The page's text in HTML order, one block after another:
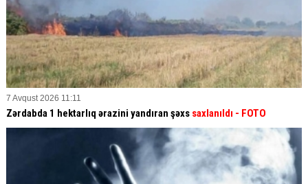
7 Avqust 2026 11:11
Zərdabda 1 hektarlıq ərazini yandıran şəxs saxlanıldı - FOTO